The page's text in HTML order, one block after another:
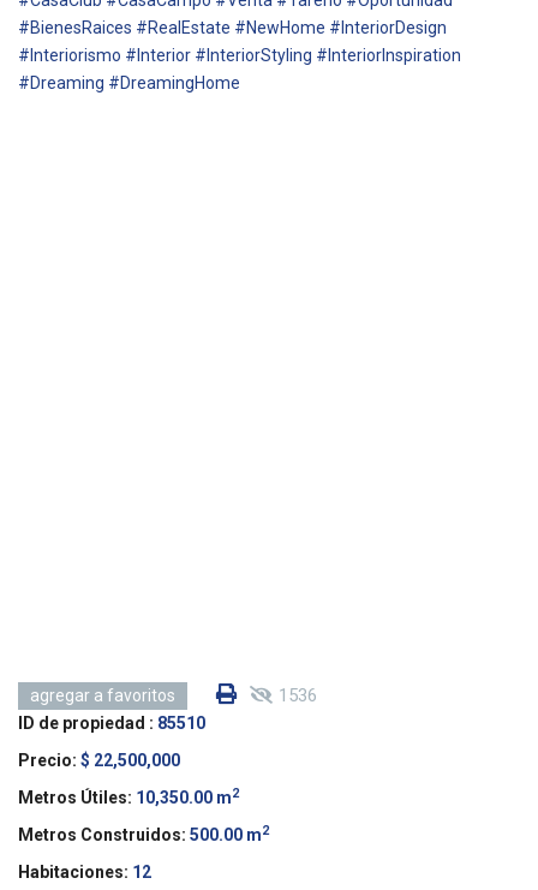
#BienesRaices #RealEstate #NewHome #InteriorDesign
#Interiorismo #Interior #InteriorStyling #InteriorInspiration
#Dreaming #DreamingHome
agregar a favoritos 1536
ID de propiedad : 85510
Precio: $ 22,500,000
Metros Útiles: 10,350.00 m2
Metros Construidos: 500.00 m2
Habitaciones: 12